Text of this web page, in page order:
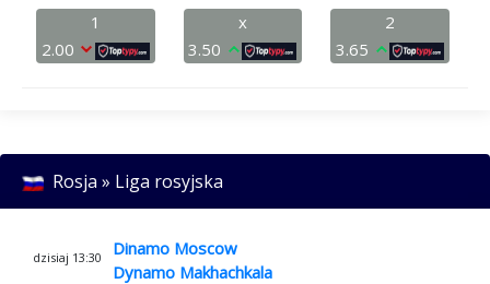
1
2.00
x
3.50
2
3.65
Rosja » Liga rosyjska
dzisiaj 13:30
Dinamo Moscow
Dynamo Makhachkala